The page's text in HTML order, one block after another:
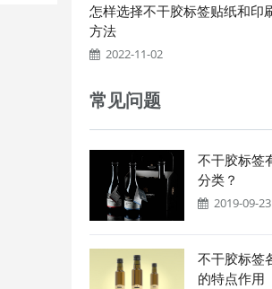
怎样选择不干胶标签贴纸和印
方法
2022-11-02
常见问题
不干胶标签
分类？
2019-09-23
不干胶标签
的特点作用